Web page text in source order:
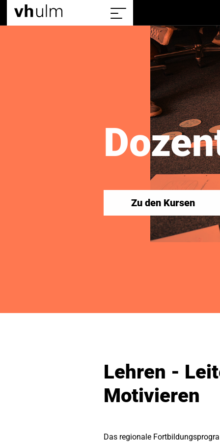
Sitemap
einblenden/ausblenden
Zu den Kursen
Lehren -
Motivieren
Das regionale